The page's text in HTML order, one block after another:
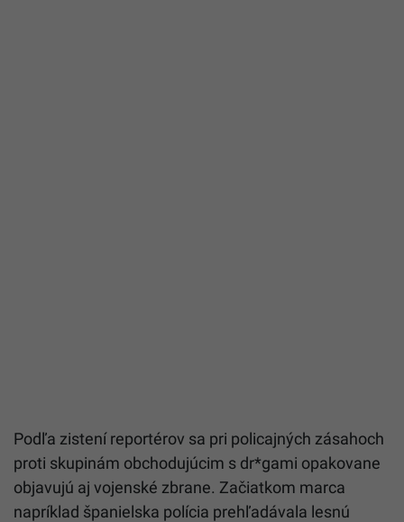
Podľa zistení reportérov sa pri policajných zásahoch
proti skupinám obchodujúcim s dr*gami opakovane
objavujú aj vojenské zbrane. Začiatkom marca
napríklad španielska polícia prehľadávala lesnú